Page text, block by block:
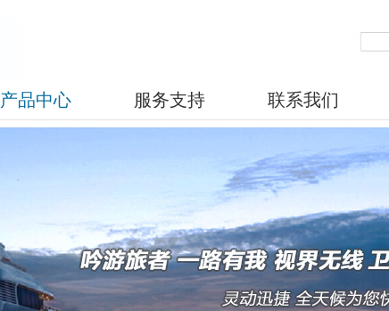
产品中心 服务支持 联系我们